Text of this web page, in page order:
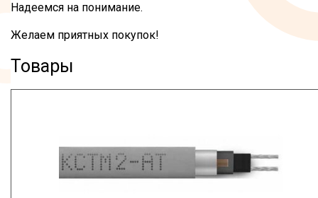
Надеемся на понимание.
Желаем приятных покупок!
Товары